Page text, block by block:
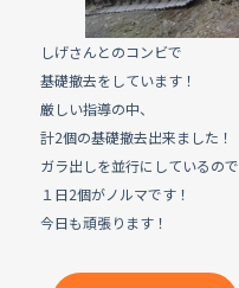
しげさんとのコンビで
基礎撤去をしています！
厳しい指導の中、
計2個の基礎撤去出来ました！
ガラ出しを並行にしているので
１日2個がノルマです！
今日も頑張ります！